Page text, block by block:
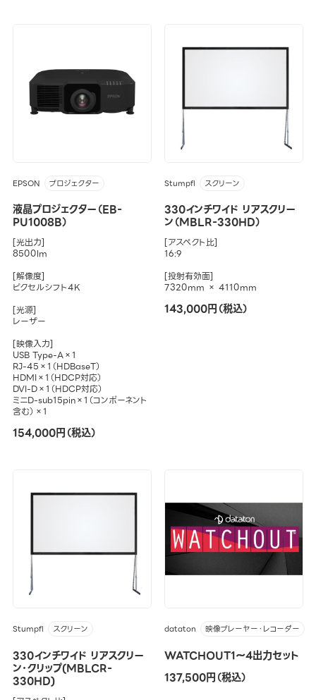
EPSON プロジェクター
液晶プロジェクター（EB-
PU1008B）
[光出力]
8500lm
[解像度]
ピクセルシフト4K
[光源]
レーザー
[映像入力]
USB Type-A×1
RJ-45×1（HDBaseT）
HDMI×1（HDCP対応）
DVI-D×1（HDCP対応）
ミニD-sub15pin×1（コンポーネント
含む）×1
154,000円（税込）
Stumpfl スクリーン
330インチワイド リアスクリー
ン（MBLR-330HD）
[アスペクト比]
16:9
[投射有効面]
7320mm × 4110mm
143,000円（税込）
Stumpfl スクリーン
330インチワイド リアスクリー
ン･クリップ(MBLCR-
330HD)
dataton 映像プレーヤー・レコーダー
WATCHOUT1～4出力セット
137,500円（税込）